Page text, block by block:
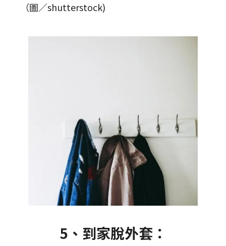
（圖／shutterstock)
5、到家脫外套：